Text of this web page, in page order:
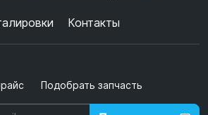
Контакты
Подобрать запчасть